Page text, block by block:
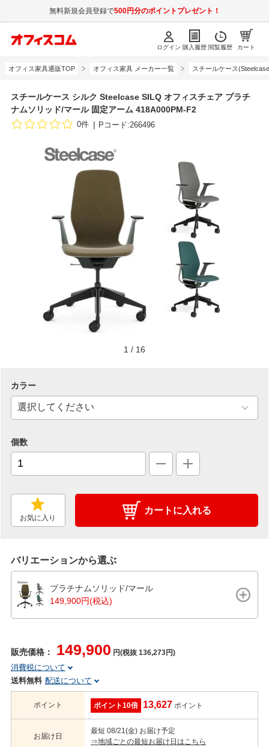
無料新規会員登録で500円分のポイントプレゼント！
ログイン 購入履歴 閲覧履歴 カート
オフィス家具通販TOP オフィス家具 メーカー一覧 スチールケース
スチールケース シルク Steelcase SILQ オフィスチェア プラチ
ナムソリッド/マール 固定アーム 418A000PM-F2
0件 Pコード:266496
1 / 16
カラー
個数
お気に入り
カートに入れる
バリエーションから選ぶ
プラチナムソリッド/マール
149,900円(税込)
販売価格： 149,900 円(税抜 136,273円)
消費税について
送料無料 配送について
ポイント ポイント10倍 13,627 ポイント
お届け日
最短 08/21(金) お届け予定
⇒地域ごとの最短お届け日はこちら